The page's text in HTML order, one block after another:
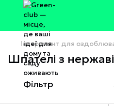
Інструмент для
Шпателі з
Фільтр